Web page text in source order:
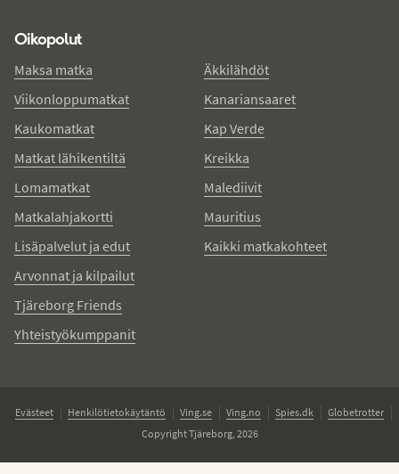
Oikopolut
Maksa matka
Viikonloppumatkat
Kaukomatkat
Matkat lähikentiltä
Lomamatkat
Matkalahjakortti
Lisäpalvelut ja edut
Arvonnat ja kilpailut
Tjäreborg Friends
Yhteistyökumppanit
Äkkilähdöt
Kanariansaaret
Kap Verde
Kreikka
Malediivit
Mauritius
Kaikki matkakohteet
Evästeet Henkilötietokäytäntö Ving.se Ving.no Spies.dk
Globetrotter
Copyright Tjäreborg, 2026